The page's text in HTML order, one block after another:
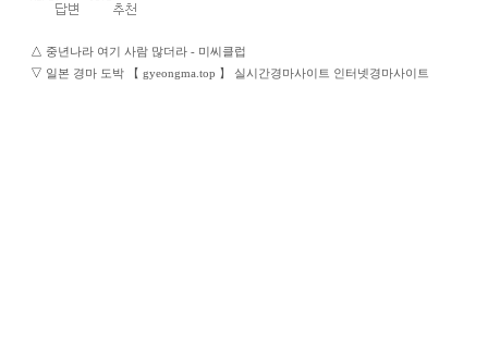
△ 중년나라 여기 사람 많더라 - 미씨클럽
▽ 일본 경마 도박 【 gyeongma.top 】 실시간경마사이트 인터넷경마사이트